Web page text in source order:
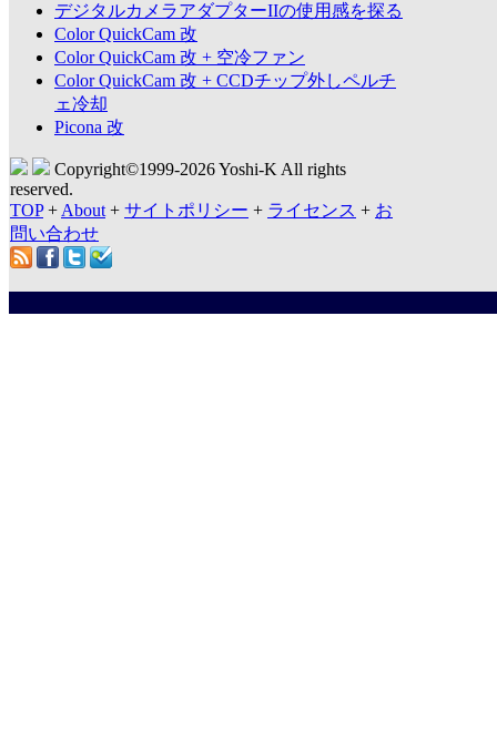
デジタルカメラアダプターIIの使用感を探る
Color QuickCam 改
Color QuickCam 改 + 空冷ファン
Color QuickCam 改 + CCDチップ外しペルチ
ェ冷却
Picona 改
Copyright©1999-2026 Yoshi-K All rights
reserved.
TOP+ About + サイトポリシー + ライセンス + お
問い合わせ